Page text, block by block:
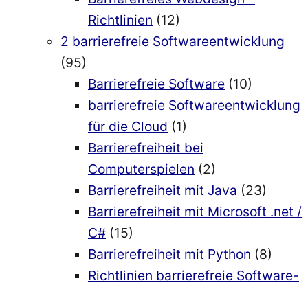
Richtlinien (12)
2 barrierefreie Softwareentwicklung
(95)
Barrierefreie Software (10)
barrierefreie Softwareentwicklung
für die Cloud (1)
Barrierefreiheit bei
Computerspielen (2)
Barrierefreiheit mit Java (23)
Barrierefreiheit mit Microsoft .net /
C# (15)
Barrierefreiheit mit Python (8)
Richtlinien barrierefreie Software-